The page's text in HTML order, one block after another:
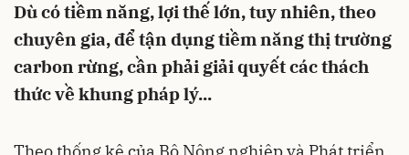
Dù có tiềm năng, lợi thế lớn, tuy nhiên, theo
chuyên gia, để tận dụng tiềm năng thị trường
carbon rừng, cần phải giải quyết các thách
thức về khung pháp lý...
Hủy